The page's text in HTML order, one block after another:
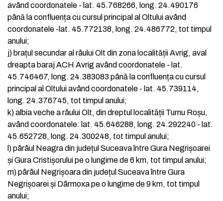
având coordonatele - lat. 45.768266, long. 24.490176
până la confluența cu cursul principal al Oltului având
coordonatele -lat. 45.772138, long. 24.486772, tot timpul
anului;
j) brațul secundar al râului Olt din zona localității Avrig, aval
dreapta baraj ACH Avrig având coordonatele - lat.
45.746467, long. 24.383083 până la confluența cu cursul
principal al Oltului având coordonatele - lat. 45.739114,
long. 24.376745, tot timpul anului;
k)albia veche a râului Olt, din dreptul localității Turnu Roșu,
având coordonatele: lat. 45.646288, long. 24.292240 - lat.
45.652728, long. 24.300248, tot timpul anului;
l)pârâul Neagra din județul Suceava între Gura Negrișoarei
și Gura Cristișorului pe o lungime de 6 km, tot timpul anului;
m)pârâul Negrișoara din județul Suceava între Gura
Negrișoarei și Dârmoxa pe o lungime de 9 km, tot timpul
anului;